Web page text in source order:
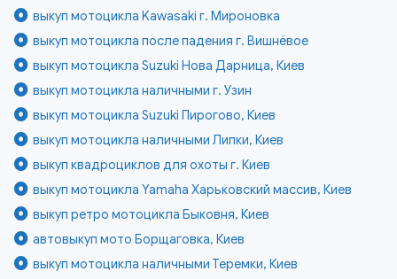
выкуп мотоцикла Kawasaki г. Мироновка
выкуп мотоцикла после падения г. Вишнёвое
выкуп мотоцикла Suzuki Нова Дарница, Киев
выкуп мотоцикла наличными г. Узин
выкуп мотоцикла Suzuki Пирогово, Киев
выкуп мотоцикла наличными Липки, Киев
выкуп квадроциклов для охоты г. Киев
выкуп мотоцикла Yamaha Харьковский массив, Киев
выкуп ретро мотоцикла Быковня, Киев
автовыкуп мото Борщаговка, Киев
выкуп мотоцикла наличными Теремки, Киев